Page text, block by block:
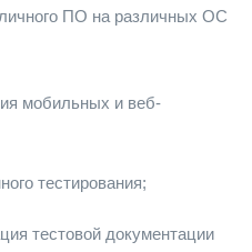
ПО на различных ОС
мобильных и веб-
тестирования;
тестовой документации